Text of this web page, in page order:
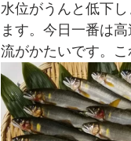
水位がうんと低下
ます。今日一番は
流がかたいです。